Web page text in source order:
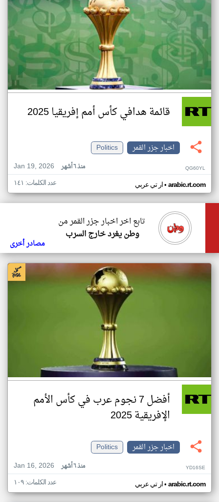
قائمة هدافي كأس أمم إفريقيا 2025
اخبار جزر القمر
Politics
Jan 19, 2026
منذ ٦ أشهر QG60YL
ار تي عربي• arabic.rt.com عدد الكلمات: ١٤١
تابع اخر اخبار جزر القمر من
وطن يغرد خارج السرب
مصادر أخرى
أفضل 7 نجوم عرب في كأس الأمم
الإفريقية 2025
اخبار جزر القمر
Politics
Jan 16, 2026
منذ ٦ أشهر YD16SE
ار تي عربي• arabic.rt.com عدد الكلمات: ١٠٩